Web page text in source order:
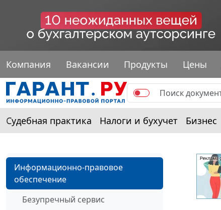
Компания Вакансии Продукты Цены
Судебная практика Налоги и бухучет Бизнес
Информационно-правовое
обеспечение
Безупречный сервис